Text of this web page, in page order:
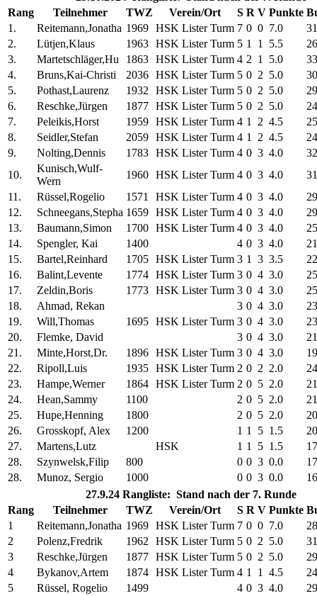
Rang
Teilnehmer TWZ Verein/Ort S R V Punkte
1.
Reitemann,Jonatha 1969 HSK Lister Turm 7 0 0 7.0
2.
Lütjen,Klaus 1963 HSK Lister Turm 5 1 1 5.5
3.
Martetschläger,Hu 1863 HSK Lister Turm 4 2 1 5.0
4.
Bruns,Kai-Christi 2036 HSK Lister Turm 5 0 2 5.0
5.
Pothast,Laurenz 1932 HSK Lister Turm 5 0 2 5.0
6.
Reschke,Jürgen 1877 HSK Lister Turm 5 0 2 5.0
7.
Peleikis,Horst 1959 HSK Lister Turm 4 1 2 4.5
8.
Seidler,Stefan 2059 HSK Lister Turm 4 1 2 4.5
9.
Nolting,Dennis 1783 HSK Lister Turm 4 0 3 4.0
10.
Kunisch,Wulf-
Wern
1960 HSK Lister Turm 4 0 3 4.0
11.
Rüssel,Rogelio 1571 HSK Lister Turm 4 0 3 4.0
12.
Schneegans,Stepha 1659 HSK Lister Turm 4 0 3 4.0
13.
Baumann,Simon 1700 HSK Lister Turm 4 0 3 4.0
14.
Spengler, Kai 1400 4 0 3 4.0
15.
Bartel,Reinhard 1705 HSK Lister Turm 3 1 3 3.5
16.
Balint,Levente 1774 HSK Lister Turm 3 0 4 3.0
17.
Zeldin,Boris 1773 HSK Lister Turm 3 0 4 3.0
18.
Ahmad, Rekan 3 0 4 3.0
19.
Will,Thomas 1695 HSK Lister Turm 3 0 4 3.0
20.
Flemke, David 3 0 4 3.0
21.
Minte,Horst,Dr. 1896 HSK Lister Turm 3 0 4 3.0
22.
Ripoll,Luis 1935 HSK Lister Turm 2 0 2 2.0
23.
Hampe,Werner 1864 HSK Lister Turm 2 0 5 2.0
24.
Hean,Sammy 1100 2 0 5 2.0
25.
Hupe,Henning 1800 2 0 5 2.0
26.
Grosskopf, Alex 1200 1 1 5 1.5
27.
Martens,Lutz HSK 1 1 5 1.5
28.
Szynwelsk,Filip 800 0 0 3 0.0
28.
Munoz, Sergio 1000 0 0 3 0.0
27.9.24 Rangliste: Stand nach der 7. Runde
Rang
Teilnehmer TWZ Verein/Ort S R V Punkte
1
Reitemann,Jonatha 1969 HSK Lister Turm 7 0 0 7.0
2
Polenz,Fredrik 1962 HSK Lister Turm 5 0 2 5.0
3
Reschke,Jürgen 1877 HSK Lister Turm 5 0 2 5.0
4
Bykanov,Artem 1874 HSK Lister Turm 4 1 1 4.5
5
Rüssel, Rogelio 1499 4 0 3 4.0